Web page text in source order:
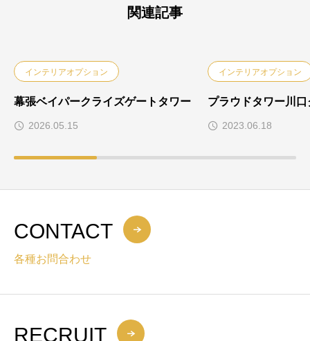
関連記事
インテリアオプション
幕張ベイパークライズゲートタワー
2026.05.15
インテリアオプション
プラウドタワー川口
2023.06.18
CONTACT
各種お問合わせ
RECRUIT